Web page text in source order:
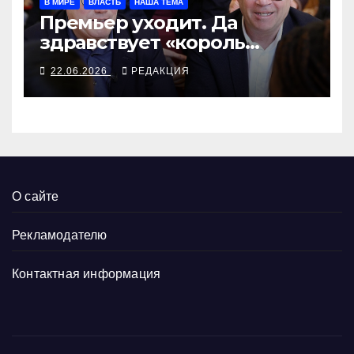
В МИРЕ ВЛАСТЬ НАША ТЕМА
Премьер уходит. Да
здравствует «король
севера»?
22.06.2026 РЕДАКЦИЯ
О сайте
Рекламодателю
Контактная информация